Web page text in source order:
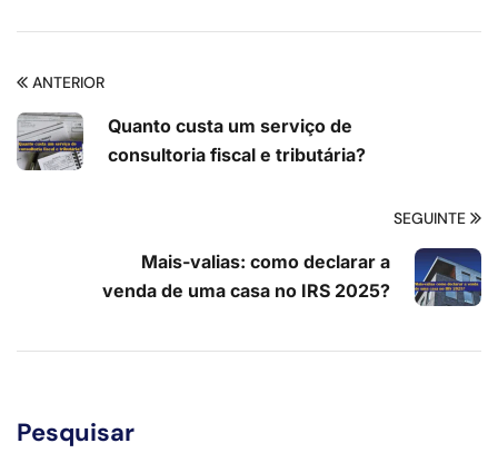
ANTERIOR
Quanto custa um serviço de
consultoria fiscal e tributária?
SEGUINTE
Mais-valias: como declarar a
venda de uma casa no IRS 2025?
Pesquisar